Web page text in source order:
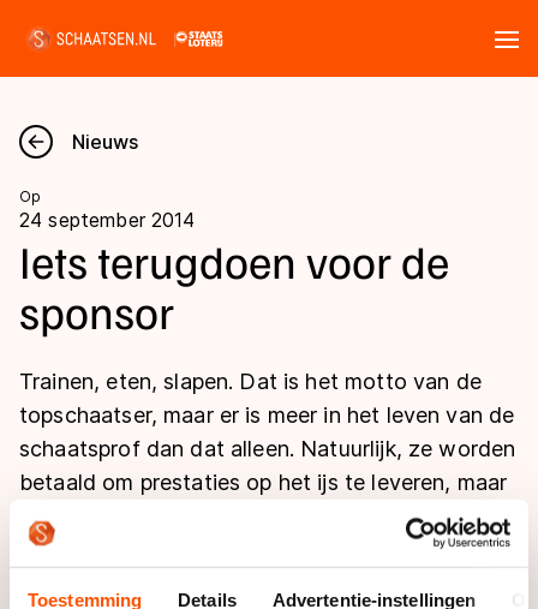
Toestemming Details Advertentie-instellingen
Nieuws
Kalender
Disciplines
Langebaan
Shorttrack
Inlineskaten
Kunstschaatsen
Uitslagen
Langebaan
Shorttrack
Marathon
Inlineskaten
Tijden & historie
Ranglijsten Langebaan
Persoonlijke records & tijden
De weg op
Inschrijven wedstrijden
Nieuws
Op
24 september 2014
Iets terugdoen voor de
sponsor
Trainen, eten, slapen. Dat is het motto van de
topschaatser, maar er is meer in het leven van de
schaatsprof dan dat alleen. Natuurlijk, ze worden
betaald om prestaties op het ijs te leveren, maar
de toprijders doen meer dan met de logo’s van
hun sponsoren op het pak rondjes rijden.